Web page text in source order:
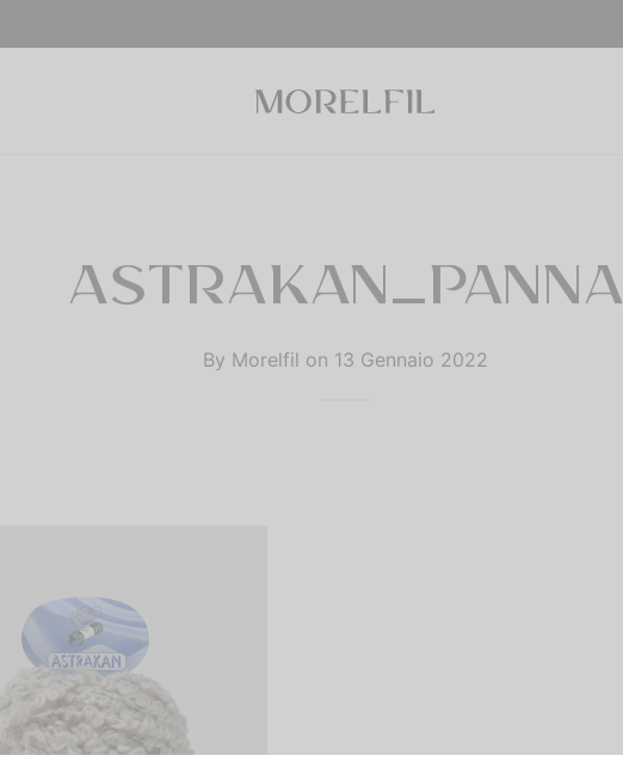
ASTRAKAN_PANNA
By Morelfil on 13 Gennaio 2022